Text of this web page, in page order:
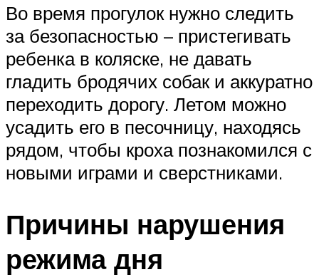
Во время прогулок нужно следить
за безопасностью – пристегивать
ребенка в коляске, не давать
гладить бродячих собак и аккуратно
переходить дорогу. Летом можно
усадить его в песочницу, находясь
рядом, чтобы кроха познакомился с
новыми играми и сверстниками.
Причины нарушения
режима дня